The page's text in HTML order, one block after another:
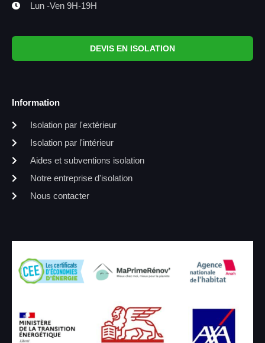
Lun -Ven 9H-19H
DEVIS EN ISOLATION
Information
Isolation par l'extérieur
Isolation par l'intérieur
Aides et subventions isolation
Notre entreprise d'isolation
Nous contacter